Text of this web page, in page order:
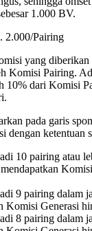
1.000 BV.
Pairing
yang diberikan
Komisi Pairing.
10% dari Komisi
pada garis
dengan ketentuan
10 pairing atau
9 pairing dalam
Komisi Generasi
8 pairing dalam